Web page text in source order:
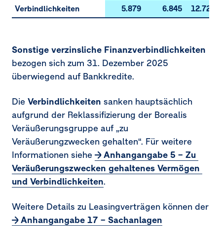
21. Sonstige Vermögenswerte
23. Nicht beherrschende Anteile
24. Rückstellungen für Pensionen und ähnliche
25. Rückstellungen für Rekultivierungs­verpflichtungen
und sonstige Rückstellungen
26. Verbindlichkeiten
27. Konzern-Cashflow-Rechnung
28. Eventualverbindlichkeiten und
29. Risikomanagement
Verbindlichkeiten
5.879 6.845 12.724
Sonstige verzinsliche Finanzverbindlichkeiten
bezogen sich zum 31. Dezember 2025
überwiegend auf Bankkredite.
Die Verbindlichkeiten sanken hauptsächlich
aufgrund der Reklassifizierung der Borealis
Veräußerungsgruppe auf „zu
Veräußerungzwecken gehalten“. Für weitere
Informationen siehe
Anhangangabe 5 – Zu
Veräußerungszwecken gehaltenes Vermögen
und Verbindlichkeiten.
Weitere Details zu Leasingverträgen können der
Anhangangabe 17 – Sachanlagen